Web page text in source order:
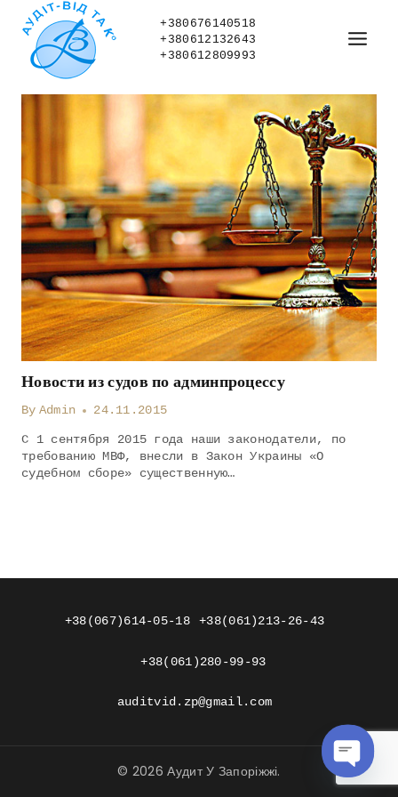
content
+380676140518
+380612132643
+380612809993
Новости из судов по админпроцессу
By Admin 24.11.2015
С 1 сентября 2015 года наши законодатели, по
требованию МВФ, внесли в Закон Украины «О
судебном сборе» существенную…
+38(067)614-05-18 +38(061)213-26-43
+38(061)280-99-93
auditvid.zp@gmail.com
© 2026 Аудит У Запоріжжі.
OPEN